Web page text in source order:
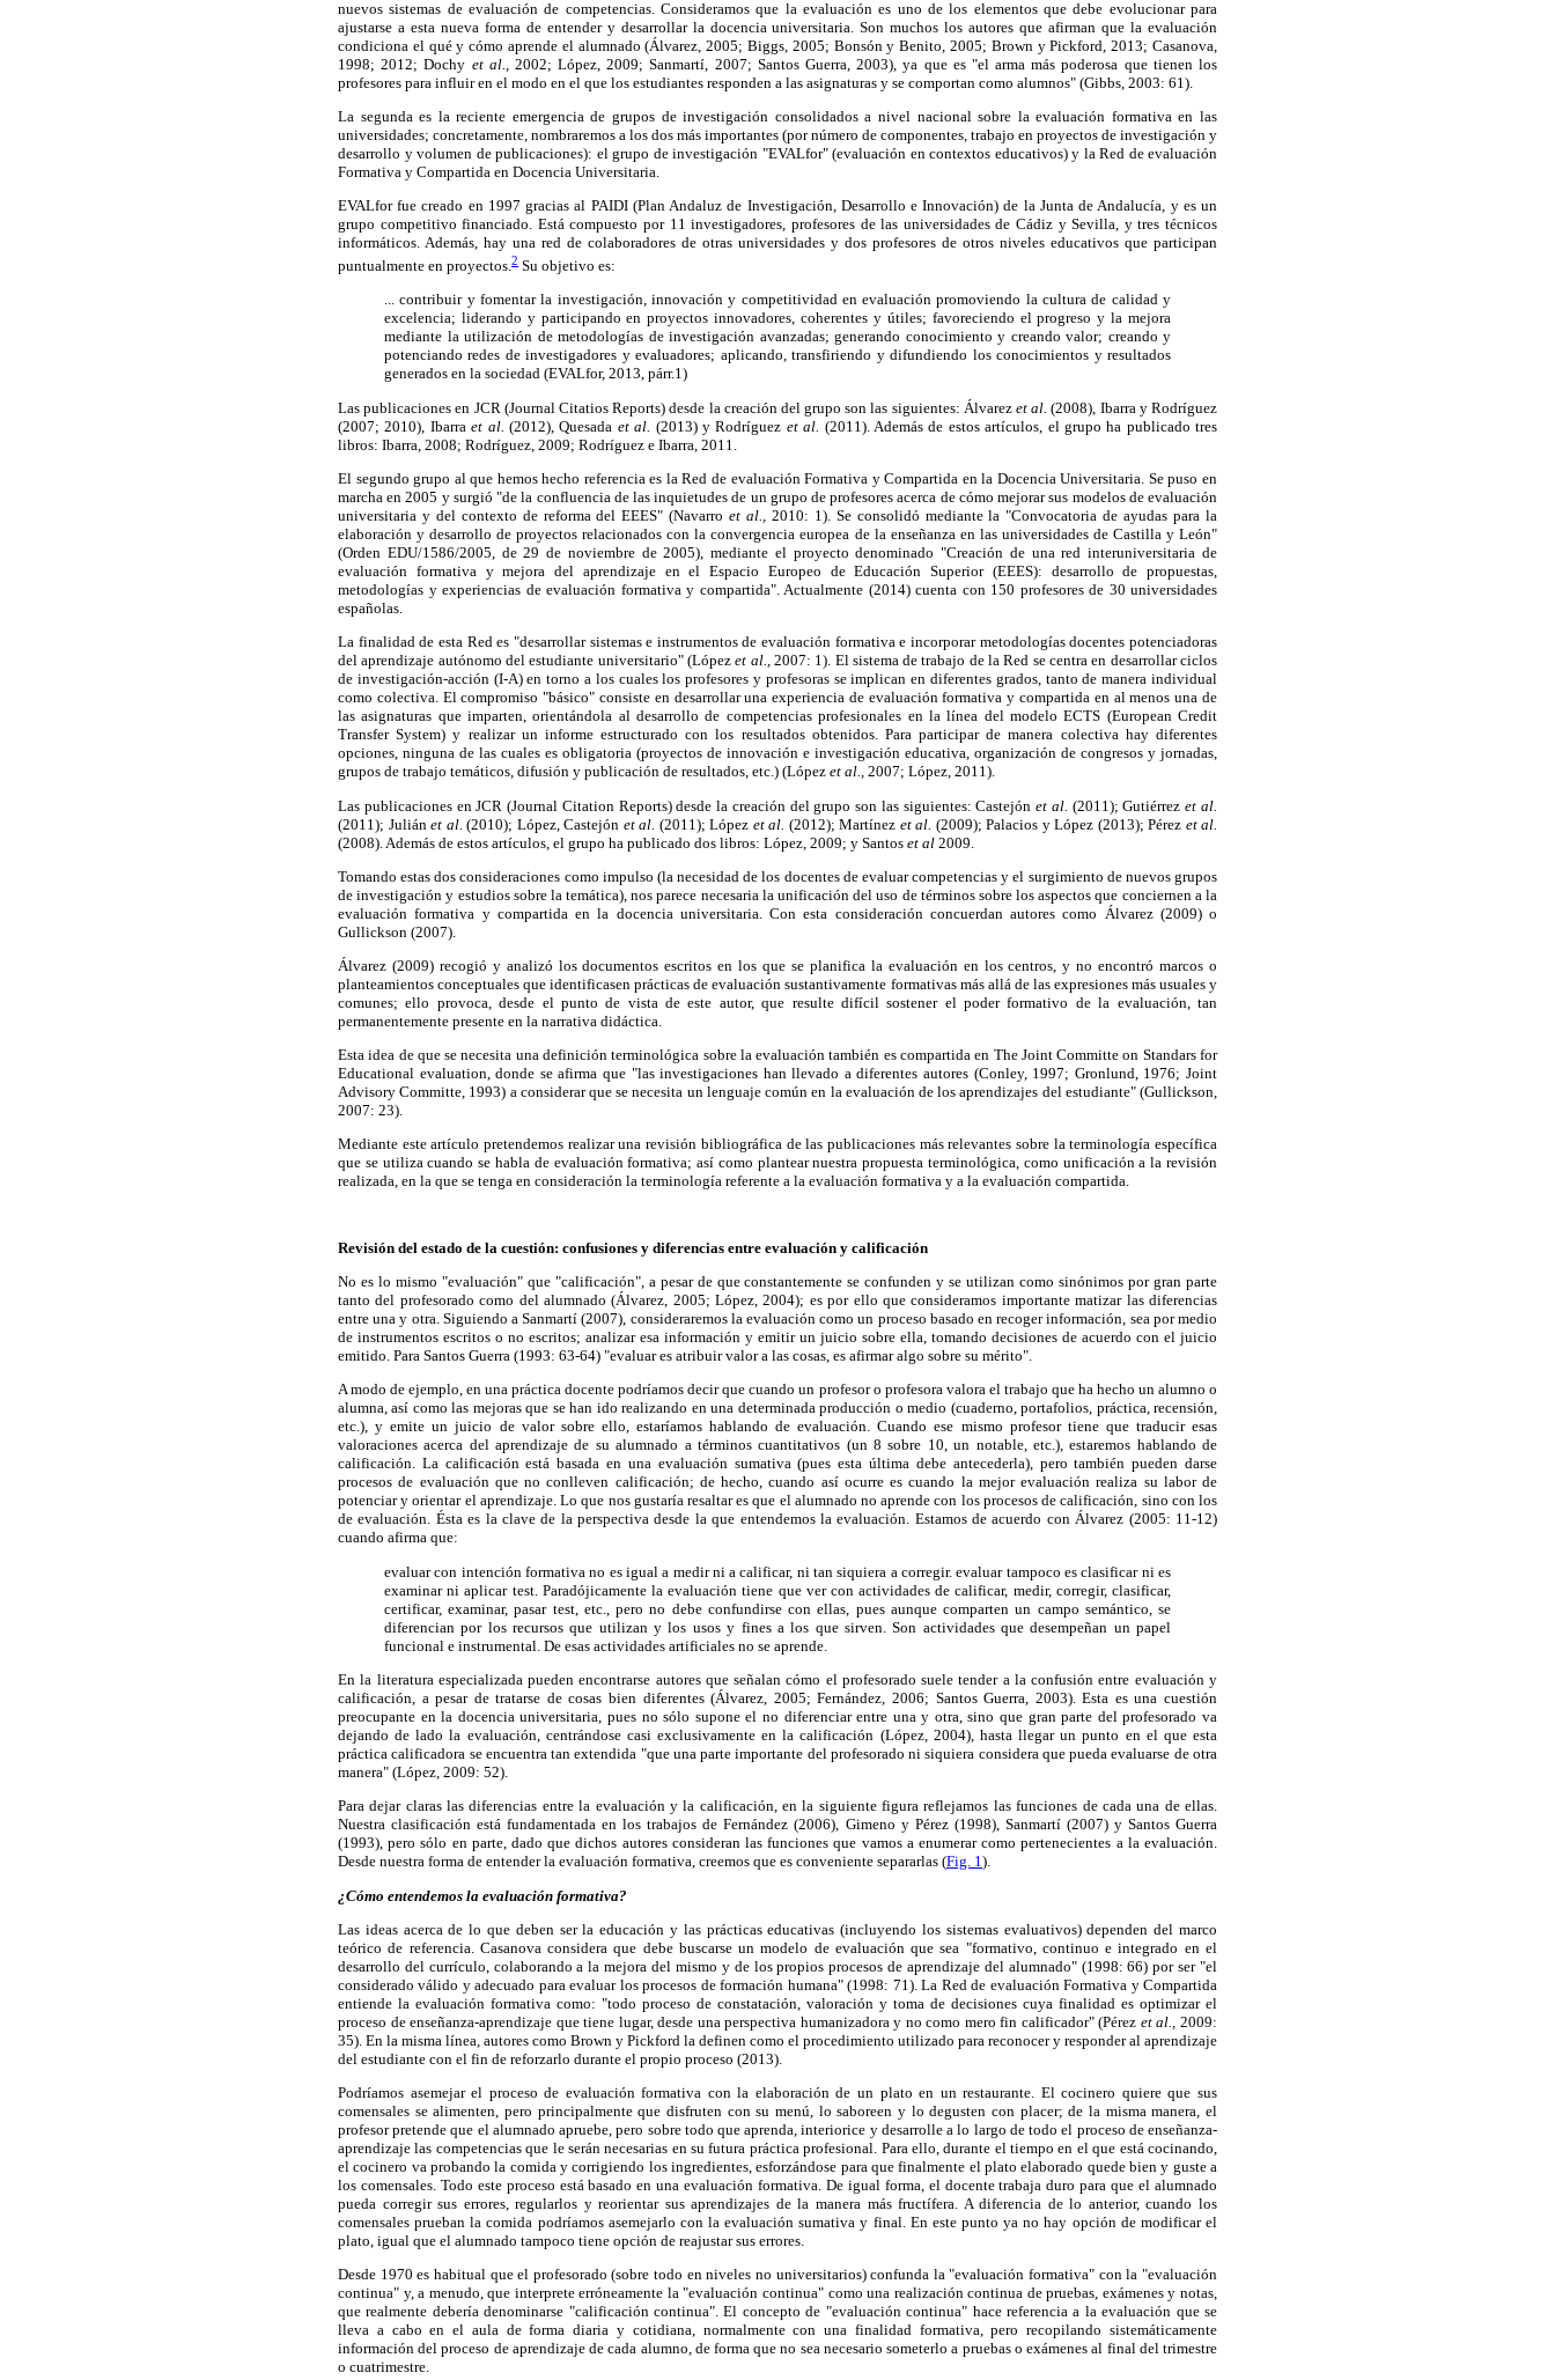
nuevos sistemas de evaluación de competencias. Consideramos que la evaluación es uno de los elementos que debe evolucionar para
ajustarse a esta nueva forma de entender y desarrollar la docencia universitaria. Son muchos los autores que afirman que la evaluación
condiciona el qué y cómo aprende el alumnado (Álvarez, 2005; Biggs, 2005; Bonsón y Benito, 2005; Brown y Pickford, 2013; Casanova,
1998; 2012; Dochy et al.,2002; López, 2009; Sanmartí, 2007; Santos Guerra, 2003), ya que es "el arma más poderosa que tienen los
profesores para influir en el modo en el que los estudiantes responden a las asignaturas y se comportan como alumnos" (Gibbs, 2003: 61).
La segunda es la reciente emergencia de grupos de investigación consolidados a nivel nacional sobre la evaluación formativa en las
universidades; concretamente, nombraremos a los dos más importantes (por número de componentes, trabajo en proyectos de investigación y
desarrollo y volumen de publicaciones): el grupo de investigación "EVALfor" (evaluación en contextos educativos) y la Red de evaluación
Formativa y Compartida en Docencia Universitaria.
EVALfor fue creado en 1997 gracias al PAIDI (Plan Andaluz de Investigación, Desarrollo e Innovación) de la Junta de Andalucía, y es un
grupo competitivo financiado. Está compuesto por 11 investigadores, profesores de las universidades de Cádiz y Sevilla, y tres técnicos
informáticos. Además, hay una red de colaboradores de otras universidades y dos profesores de otros niveles educativos que participan
puntualmente en proyectos. 2 Su objetivo es:
... contribuir y fomentar la investigación, innovación y competitividad en evaluación promoviendo la cultura de calidad y
excelencia; liderando y participando en proyectos innovadores, coherentes y útiles; favoreciendo el progreso y la mejora
mediante la utilización de metodologías de investigación avanzadas; generando conocimiento y creando valor; creando y
potenciando redes de investigadores y evaluadores; aplicando, transfiriendo y difundiendo los conocimientos y resultados
generados en la sociedad (EVALfor, 2013, párr.1)
Las publicaciones en JCR (Journal Citatios Reports) desde la creación del grupo son las siguientes: Álvarezet al. (2008), Ibarra y Rodríguez
(2007; 2010), Ibarraet al. (2012), Quesada et al. (2013) y Rodríguez et al. (2011). Además de estos artículos, el grupo ha publicado tres
libros: Ibarra, 2008; Rodríguez, 2009; Rodríguez e Ibarra, 2011.
El segundo grupo al que hemos hecho referencia es la Red de evaluación Formativa y Compartida en la Docencia Universitaria. Se puso en
marcha en 2005 y surgió "de la confluencia de las inquietudes de un grupo de profesores acerca de cómo mejorar sus modelos de evaluación
universitaria y del contexto de reforma del EEES" (Navarroet al., 2010: 1). Se consolidó mediante la "Convocatoria de ayudas para la
elaboración y desarrollo de proyectos relacionados con la convergencia europea de la enseñanza en las universidades de Castilla y León"
(Orden EDU/1586/2005, de 29 de noviembre de 2005), mediante el proyecto denominado "Creación de una red interuniversitaria de
evaluación formativa y mejora del aprendizaje en el Espacio Europeo de Educación Superior (EEES): desarrollo de propuestas,
metodologías y experiencias de evaluación formativa y compartida". Actualmente (2014) cuenta con 150 profesores de 30 universidades
españolas.
La finalidad de esta Red es "desarrollar sistemas e instrumentos de evaluación formativa e incorporar metodologías docentes potenciadoras
del aprendizaje autónomo del estudiante universitario" (Lópezet al.,2007: 1). El sistema de trabajo de la Red se centra en desarrollar ciclos
de investigación-acción (I-A) en torno a los cuales los profesores y profesoras se implican en diferentes grados, tanto de manera individual
como colectiva. El compromiso "básico" consiste en desarrollar una experiencia de evaluación formativa y compartida en al menos una de
las asignaturas que imparten, orientándola al desarrollo de competencias profesionales en la línea del modelo ECTS (European Credit
Transfer System) y realizar un informe estructurado con los resultados obtenidos. Para participar de manera colectiva hay diferentes
opciones, ninguna de las cuales es obligatoria (proyectos de innovación e investigación educativa, organización de congresos y jornadas,
grupos de trabajo temáticos, difusión y publicación de resultados, etc.) (López et al., 2007; López, 2011).
Las publicaciones en JCR (Journal Citation Reports) desde la creación del grupo son las siguientes: Castejónet al. (2011); Gutiérrezet al.
(2011); Julián et al. (2010); López, Castejón et al. (2011); López et al. (2012); Martínez et al. (2009); Palacios y López (2013); Pérez et al.
(2008). Además de estos artículos, el grupo ha publicado dos libros: López, 2009; y Santos et al 2009.
Tomando estas dos consideraciones como impulso (la necesidad de los docentes de evaluar competencias y el surgimiento de nuevos grupos
de investigación y estudios sobre la temática), nos parece necesaria la unificación del uso de términos sobre los aspectos que conciernen a la
evaluación formativa y compartida en la docencia universitaria. Con esta consideración concuerdan autores como Álvarez (2009) o
Gullickson (2007).
Álvarez (2009) recogió y analizó los documentos escritos en los que se planifica la evaluación en los centros, y no encontró marcos o
planteamientos conceptuales que identificasen prácticas de evaluación sustantivamente formativas más allá de las expresiones más usuales y
comunes; ello provoca, desde el punto de vista de este autor, que resulte difícil sostener el poder formativo de la evaluación, tan
permanentemente presente en la narrativa didáctica.
Esta idea de que se necesita una definición terminológica sobre la evaluación también es compartida en The Joint Committe on Standars for
Educational evaluation, donde se afirma que "las investigaciones han llevado a diferentes autores (Conley, 1997; Gronlund, 1976; Joint
Advisory Committe, 1993) a considerar que se necesita un lenguaje común en la evaluación de los aprendizajes del estudiante" (Gullickson,
2007: 23).
Mediante este artículo pretendemos realizar una revisión bibliográfica de las publicaciones más relevantes sobre la terminología específica
que se utiliza cuando se habla de evaluación formativa; así como plantear nuestra propuesta terminológica, como unificación a la revisión
realizada, en la que se tenga en consideración la terminología referente a la evaluación formativa y a la evaluación compartida.
Revisión del estado de la cuestión: confusiones y diferencias entre evaluación y calificación
No es lo mismo "evaluación" que "calificación", a pesar de que constantemente se confunden y se utilizan como sinónimos por gran parte
tanto del profesorado como del alumnado (Álvarez, 2005; López, 2004); es por ello que consideramos importante matizar las diferencias
entre una y otra. Siguiendo a Sanmartí (2007), consideraremos la evaluación como un proceso basado en recoger información, sea por medio
de instrumentos escritos o no escritos; analizar esa información y emitir un juicio sobre ella, tomando decisiones de acuerdo con el juicio
emitido. Para Santos Guerra (1993: 63-64) "evaluar es atribuir valor a las cosas, es afirmar algo sobre su mérito".
A modo de ejemplo, en una práctica docente podríamos decir que cuando un profesor o profesora valora el trabajo que ha hecho un alumno o
alumna, así como las mejoras que se han ido realizando en una determinada producción o medio (cuaderno, portafolios, práctica, recensión,
etc.), y emite un juicio de valor sobre ello, estaríamos hablando de evaluación. Cuando ese mismo profesor tiene que traducir esas
valoraciones acerca del aprendizaje de su alumnado a términos cuantitativos (un 8 sobre 10, un notable, etc.), estaremos hablando de
calificación. La calificación está basada en una evaluación sumativa (pues esta última debe antecederla), pero también pueden darse
procesos de evaluación que no conlleven calificación; de hecho, cuando así ocurre es cuando la mejor evaluación realiza su labor de
potenciar y orientar el aprendizaje. Lo que nos gustaría resaltar es que el alumnado no aprende con los procesos de calificación, sino con los
de evaluación. Ésta es la clave de la perspectiva desde la que entendemos la evaluación. Estamos de acuerdo con Álvarez (2005: 11-12)
cuando afirma que:
evaluar con intención formativa no es igual a medir ni a calificar, ni tan siquiera a corregir. evaluar tampoco es clasificar ni es
examinar ni aplicar test. Paradójicamente la evaluación tiene que ver con actividades de calificar, medir, corregir, clasificar,
certificar, examinar, pasar test, etc., pero no debe confundirse con ellas, pues aunque comparten un campo semántico, se
diferencian por los recursos que utilizan y los usos y fines a los que sirven. Son actividades que desempeñan un papel
funcional e instrumental. De esas actividades artificiales no se aprende.
En la literatura especializada pueden encontrarse autores que señalan cómo el profesorado suele tender a la confusión entre evaluación y
calificación, a pesar de tratarse de cosas bien diferentes (Álvarez, 2005; Fernández, 2006; Santos Guerra, 2003). Esta es una cuestión
preocupante en la docencia universitaria, pues no sólo supone el no diferenciar entre una y otra, sino que gran parte del profesorado va
dejando de lado la evaluación, centrándose casi exclusivamente en la calificación (López, 2004), hasta llegar un punto en el que esta
práctica calificadora se encuentra tan extendida "que una parte importante del profesorado ni siquiera considera que pueda evaluarse de otra
manera" (López, 2009: 52).
Para dejar claras las diferencias entre la evaluación y la calificación, en la siguiente figura reflejamos las funciones de cada una de ellas.
Nuestra clasificación está fundamentada en los trabajos de Fernández (2006), Gimeno y Pérez (1998), Sanmartí (2007) y Santos Guerra
(1993), pero sólo en parte, dado que dichos autores consideran las funciones que vamos a enumerar como pertenecientes a la evaluación.
Desde nuestra forma de entender la evaluación formativa, creemos que es conveniente separarlas (Fig. 1).
¿Cómo entendemos la evaluación formativa?
Las ideas acerca de lo que deben ser la educación y las prácticas educativas (incluyendo los sistemas evaluativos) dependen del marco
teórico de referencia. Casanova considera que debe buscarse un modelo de evaluación que sea "formativo, continuo e integrado en el
desarrollo del currículo, colaborando a la mejora del mismo y de los propios procesos de aprendizaje del alumnado" (1998: 66) por ser "el
considerado válido y adecuado para evaluar los procesos de formación humana" (1998: 71). La Red de evaluación Formativa y Compartida
entiende la evaluación formativa como: "todo proceso de constatación, valoración y toma de decisiones cuya finalidad es optimizar el
proceso de enseñanza-aprendizaje que tiene lugar, desde una perspectiva humanizadora y no como mero fin calificador" (Pérez et al.,
2009:
35). En la misma línea, autores como Brown y Pickford la definen como el procedimiento utilizado para reconocer y responder al aprendizaje
del estudiante con el fin de reforzarlo durante el propio proceso (2013).
Podríamos asemejar el proceso de evaluación formativa con la elaboración de un plato en un restaurante. El cocinero quiere que sus
comensales se alimenten, pero principalmente que disfruten con su menú, lo saboreen y lo degusten con placer; de la misma manera, el
profesor pretende que el alumnado apruebe, pero sobre todo que aprenda, interiorice y desarrolle a lo largo de todo el proceso de enseñanza-
aprendizaje las competencias que le serán necesarias en su futura práctica profesional. Para ello, durante el tiempo en el que está cocinando,
el cocinero va probando la comida y corrigiendo los ingredientes, esforzándose para que finalmente el plato elaborado quede bien y guste a
los comensales. Todo este proceso está basado en una evaluación formativa. De igual forma, el docente trabaja duro para que el alumnado
pueda corregir sus errores, regularlos y reorientar sus aprendizajes de la manera más fructífera. A diferencia de lo anterior, cuando los
comensales prueban la comida podríamos asemejarlo con la evaluación sumativa y final. En este punto ya no hay opción de modificar el
plato, igual que el alumnado tampoco tiene opción de reajustar sus errores.
Desde 1970 es habitual que el profesorado (sobre todo en niveles no universitarios) confunda la "evaluación formativa" con la "evaluación
continua" y, a menudo, que interprete erróneamente la "evaluación continua" como una realización continua de pruebas, exámenes y notas,
que realmente debería denominarse "calificación continua". El concepto de "evaluación continua" hace referencia a la evaluación que se
lleva a cabo en el aula de forma diaria y cotidiana, normalmente con una finalidad formativa, pero recopilando sistemáticamente
información del proceso de aprendizaje de cada alumno, de forma que no sea necesario someterlo a pruebas o exámenes al final del trimestre
o cuatrimestre.